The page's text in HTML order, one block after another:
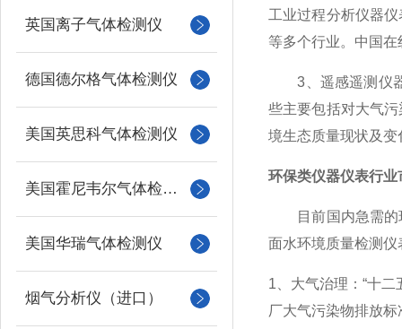
英国离子气体检测仪
德国德尔格气体检测仪
美国英思科气体检测仪
美国霍尼韦尔气体检测仪
美国华瑞气体检测仪
烟气分析仪（进口）
工业过程分析仪器
等多个行业。中国
3、遥感遥测仪器
些主要包括对大气
境生态质量现状及
环保类仪器仪表行业
目前国内急需的环
面水环境质量检测
1、大气治理：“十
厂大气污染物排放